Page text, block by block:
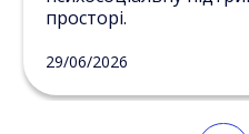
просторі.
29/06/2026